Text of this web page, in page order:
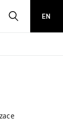
HLEDATEN